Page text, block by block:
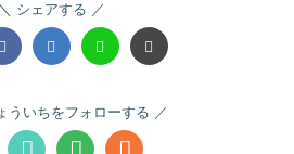
シェアする
ういちをフォローする